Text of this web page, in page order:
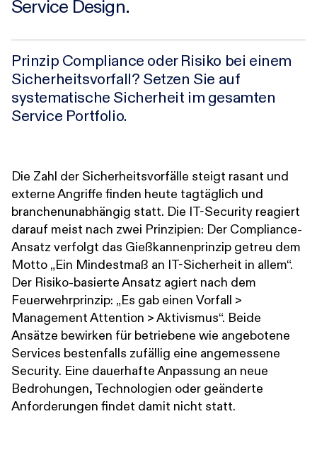
Service Design.
Prinzip Compliance oder Risiko bei einem
Sicherheitsvorfall? Setzen Sie auf
systematische Sicherheit im gesamten
Service Portfolio.
Die Zahl der Sicherheitsvorfälle steigt rasant und
externe Angriffe finden heute tagtäglich und
branchenunabhängig statt. Die IT-Security reagiert
darauf meist nach zwei Prinzipien: Der Compliance-
Ansatz verfolgt das Gießkannenprinzip getreu dem
Motto „Ein Mindestmaß an IT-Sicherheit in allem“.
Der Risiko-basierte Ansatz agiert nach dem
Feuerwehrprinzip: „Es gab einen Vorfall >
Management Attention > Aktivismus“. Beide
Ansätze bewirken für betriebene wie angebotene
Services bestenfalls zufällig eine angemessene
Security. Eine dauerhafte Anpassung an neue
Bedrohungen, Technologien oder geänderte
Anforderungen findet damit nicht statt.